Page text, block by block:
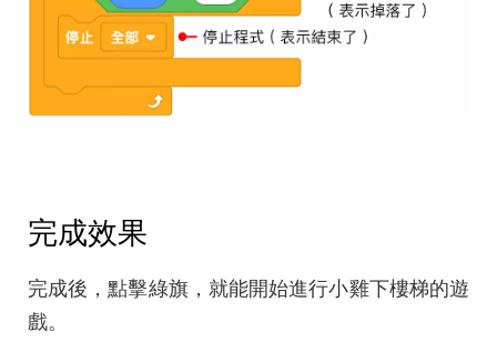
完成效果
完成後，點擊綠旗，就能開始進行小雞下樓梯的遊
戲。